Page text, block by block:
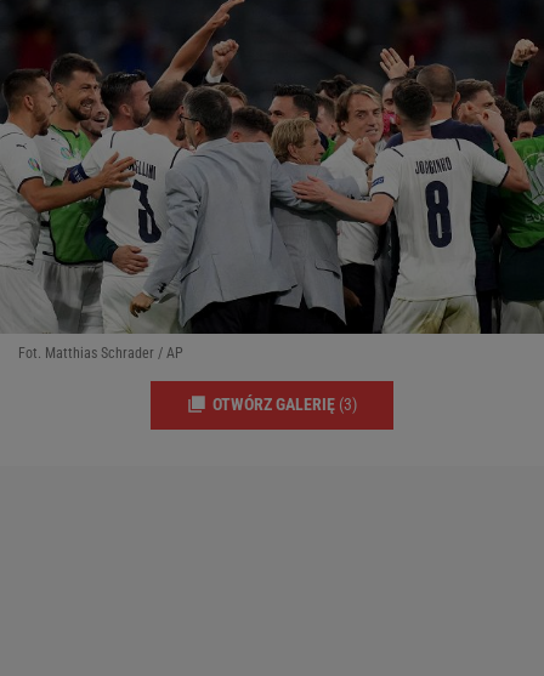
Fot. Matthias Schrader / AP
OTWÓRZ GALERIĘ (3)